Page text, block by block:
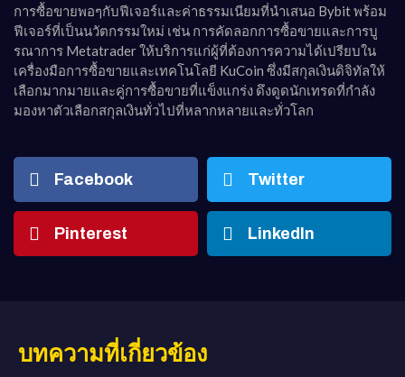
การซื้อขายพอๆกับฟีเจอร์และค่าธรรมเนียมที่นำเสนอ Bybit พร้อม
ฟีเจอร์ที่เป็นนวัตกรรมใหม่ เช่น การคัดลอกการซื้อขายและการบู
รณาการ Metatrader ให้บริการแก่ผู้ที่ต้องการความได้เปรียบใน
เครื่องมือการซื้อขายและเทคโนโลยี KuCoin ซึ่งมีสกุลเงินดิจิทัลให้
เลือกมากมายและคู่การซื้อขายที่แข็งแกร่ง ดึงดูดนักเทรดที่กำลัง
มองหาตัวเลือกสกุลเงินทั่วไปที่หลากหลายและทั่วโลก
Facebook Twitter
Pinterest LinkedIn
บทความที่เกี่ยวข้อง